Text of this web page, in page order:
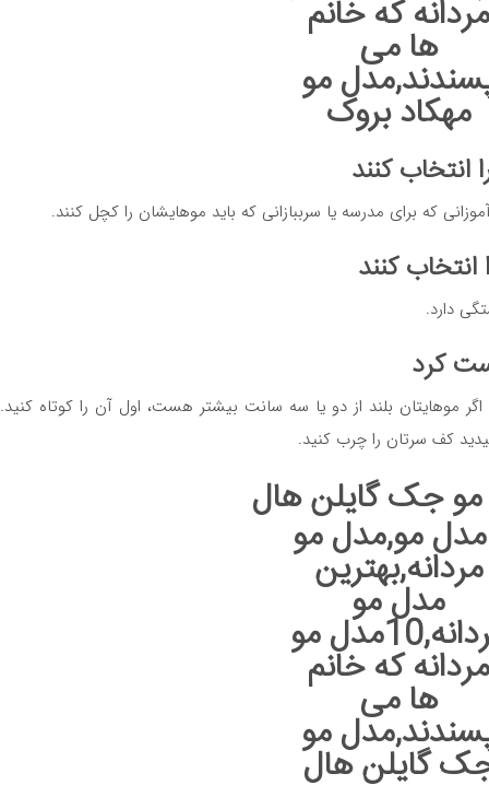
انتخاب کنند
که برای مدرسه یا سرببازانی که باید موهایشان را کچل کنند.
انتخاب کنند
دارد.
کرد
موهایتان بلند از دو یا سه سانت بیشتر هست، اول آن را کوتاه کنید.
کف سرتان را چرب کنید.
جک گایلن هال